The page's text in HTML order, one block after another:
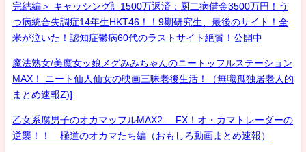
完結編＞ キャッシング計1500万返済：厨二病借金3500万円！う
つ病統合失調症14年生HKT46！！9期研究生、最後のサイト！全
米が泣いた！認知症鬱病60代のラストサイト絶賛！公開中
魔法熟女/美魔女ッ娘メグみみちゃんのニートッフルステーション
MAX！ ニート仙人仙女の映画三昧老後生活！（無職孤独居老人的
まとめ速報Z)]
乙女系腐男子のオカマッフルMAX2- FX！オ・カマトレーダーの
逆襲！！ 極道のオカマたち編（おもしろ動画まとめ速報）